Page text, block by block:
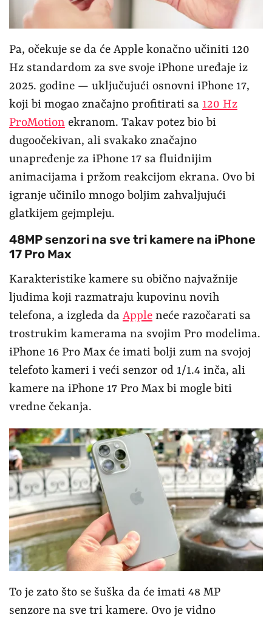
Pa, očekuje se da će Apple konačno učiniti 120
Hz standardom za sve svoje iPhone uređaje iz
2025. godine — uključujući osnovni iPhone 17,
koji bi mogao značajno profitirati sa 120 Hz
ProMotion ekranom. Takav potez bio bi
dugoočekivan, ali svakako značajno
unapređenje za iPhone 17 sa fluidnijim
animacijama i pržom reakcijom ekrana. Ovo bi
igranje učinilo mnogo boljim zahvaljujući
glatkijem gejmpleju.
48MP senzori na sve tri kamere na iPhone
17 Pro Max
Karakteristike kamere su obično najvažnije
ljudima koji razmatraju kupovinu novih
telefona, a izgleda da Apple neće razočarati sa
trostrukim kamerama na svojim Pro modelima.
iPhone 16 Pro Max će imati bolji zum na svojoj
telefoto kameri i veći senzor od 1/1.4 inča, ali
kamere na iPhone 17 Pro Max bi mogle biti
vredne čekanja.
To je zato što se šuška da će imati 48 MP
senzore na sve tri kamere. Ovo je vidno